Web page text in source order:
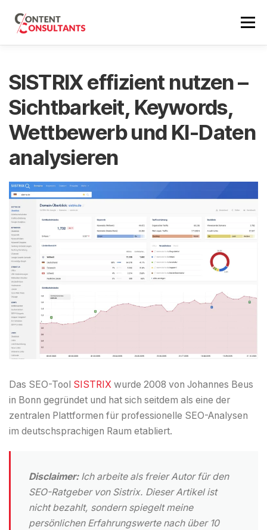
Inhalt
springen
Menü
ÜBER MICH SEO NEWS ERSTGESPRÄCH
EN
SISTRIX effizient nutzen –
Sichtbarkeit, Keywords,
Wettbewerb und KI-Daten
analysieren
Das SEO-Tool SISTRIX wurde 2008 von Johannes Beus
in Bonn gegründet und hat sich seitdem als eine der
zentralen Plattformen für professionelle SEO-Analysen
im deutschsprachigen Raum etabliert.
Disclaimer: Ich arbeite als freier Autor für den
SEO-Ratgeber von Sistrix. Dieser Artikel ist
nicht bezahlt, sondern spiegelt meine
persönlichen Erfahrungswerte nach über 10